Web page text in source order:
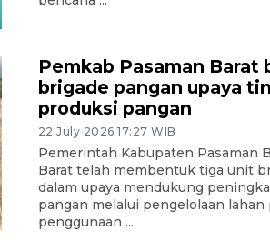
Pemkab Pasaman Barat
brigade pangan upaya
produksi pangan
22 July 2026 17:27 WIB
Pemerintah Kabupaten Pasaman
Barat telah membentuk tiga unit
dalam upaya mendukung
pangan melalui pengelolaan
penggunaan ...